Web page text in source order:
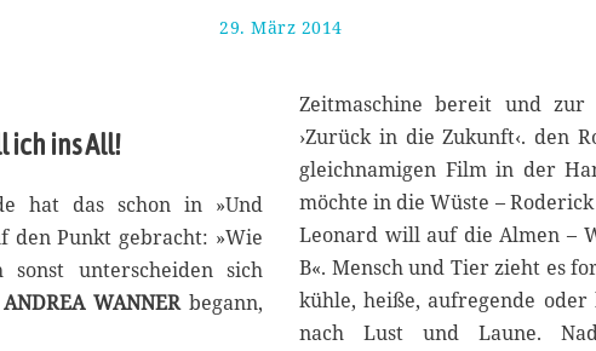
29. März 2014
A
u
g
u
s
2
0
1
7
ich ins All!
hat das schon in »Und
den Punkt gebracht: »Wie
unterscheiden sich
ANDREA WANNERbegann,
Zeitmaschine bereit und
›Zurück in die Zukunft‹. den
gleichnamigen Film in der
möchte in die Wüste –
Leonard will auf die Almen –
B«. Mensch und Tier zieht es
kühle, heiße, aufregende oder
nach Lust und Laune.